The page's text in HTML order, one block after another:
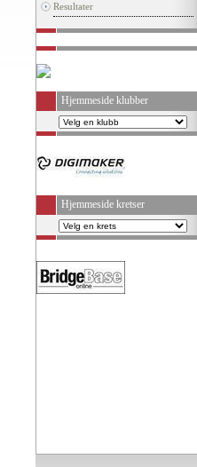
Resultater
Hjemmeside klubber
Hjemmeside kretser